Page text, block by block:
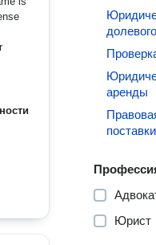
аренды
поставки
Юрист